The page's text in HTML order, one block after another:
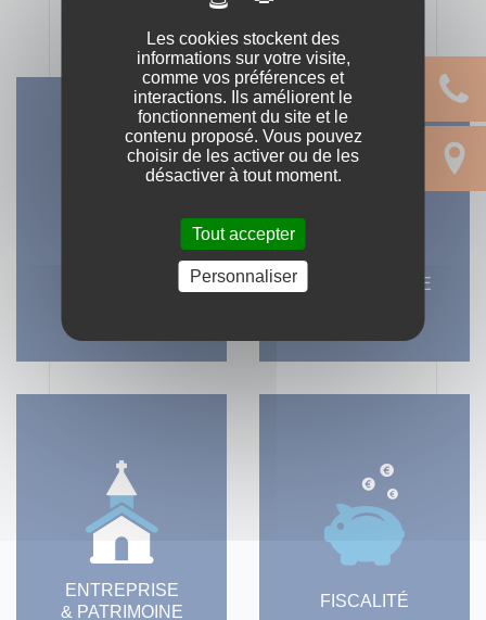
VIE DE FAMILLE
ENTREPRISE
& PATRIMOINE
FISCALITÉ
Les cookies stockent des
informations sur votre visite,
comme vos préférences et
interactions. Ils améliorent le
fonctionnement du site et le
contenu proposé. Vous pouvez
choisir de les activer ou de les
désactiver à tout moment.
Tout accepter
Personnaliser